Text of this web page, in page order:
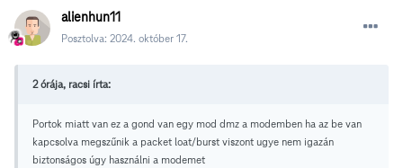
alienhun11
Posztolva: 2024. október 17.
2 órája, racsi írta:
Portok miatt van ez a gond van egy mod dmz a modemben ha az be van
kapcsolva megszűnik a packet loat/burst viszont ugye nem igazán
biztonságos úgy használni a modemet